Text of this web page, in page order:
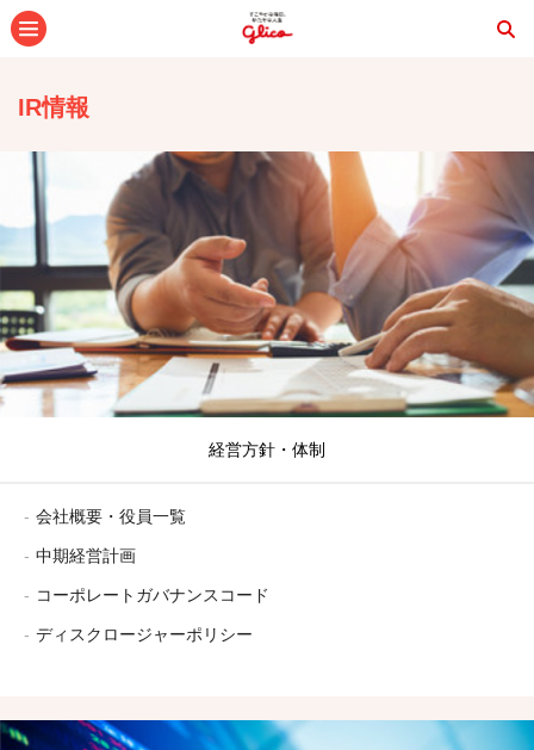
IR情報
経営方針・体制
会社概要・役員一覧
中期経営計画
コーポレートガバナンスコード
ディスクロージャーポリシー